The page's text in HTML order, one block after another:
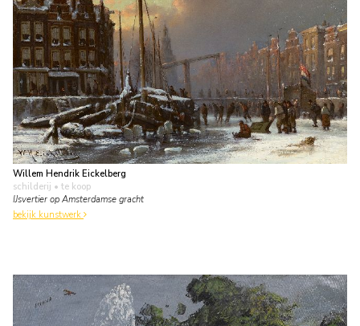
Willem Hendrik Eickelberg
schilderij • te koop
IJsvertier op Amsterdamse gracht
bekijk kunstwerk